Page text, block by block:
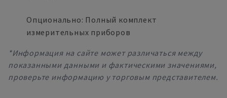
Опционально: Полный комплект
измерительных приборов
*Информация на сайте может различаться между
показанными данными и фактическими значениями,
проверьте информацию у торговым представителем.